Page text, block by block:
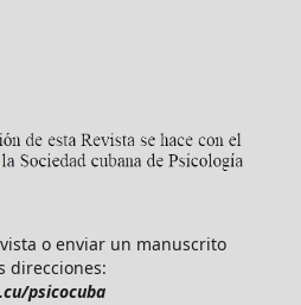
o enviar un manuscrito
direcciones:
psicocuba